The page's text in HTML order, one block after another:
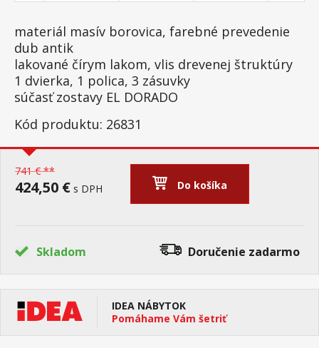
materiál masív borovica, farebné prevedenie
dub antik
lakované čírym lakom, vlis drevenej štruktúry
1 dvierka, 1 polica, 3 zásuvky
súčasť zostavy EL DORADO
Kód produktu: 26831
741 € **
424,50 € s DPH Do košíka
Skladom Doručenie zadarmo
IDEA NÁBYTOK
Pomáhame Vám šetriť